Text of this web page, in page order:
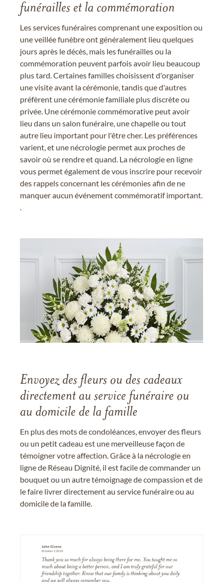
funérailles et la commémoration
Les services funéraires comprenant une exposition ou
une veillée funèbre ont généralement lieu quelques
jours après le décès, mais les funérailles ou la
commémoration peuvent parfois avoir lieu beaucoup
plus tard. Certaines familles choisissent d'organiser
une visite avant la cérémonie, tandis que d'autres
préfèrent une cérémonie familiale plus discrète ou
privée. Une cérémonie commémorative peut avoir
lieu dans un salon funéraire, une chapelle ou tout
autre lieu important pour l'être cher. Les préférences
varient, et une nécrologie permet aux proches de
savoir où se rendre et quand. La nécrologie en ligne
vous permet également de vous inscrire pour recevoir
des rappels concernant les cérémonies afin de ne
manquer aucun événement commémoratif important.
Envoyez des fleurs ou des cadeaux
directement au service funéraire ou
au domicile de la famille
En plus des mots de condoléances, envoyer des fleurs
ou un petit cadeau est une merveilleuse façon de
témoigner votre affection. Grâce à la nécrologie en
ligne de Réseau Dignité, il est facile de commander un
bouquet ou un autre témoignage de compassion et de
le faire livrer directement au service funéraire ou au
domicile de la famille.